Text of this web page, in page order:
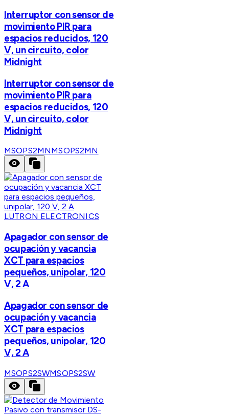
Interruptor con sensor de
movimiento PIR para
espacios reducidos, 120
V, un circuito, color
Midnight
Interruptor con sensor de
movimiento PIR para
espacios reducidos, 120
V, un circuito, color
Midnight
MSOPS2MNMSOPS2MN
LUTRON ELECTRONICS
Apagador con sensor de
ocupación y vacancia
XCT para espacios
pequeños, unipolar, 120
V, 2 A
Apagador con sensor de
ocupación y vacancia
XCT para espacios
pequeños, unipolar, 120
V, 2 A
MSOPS2SWMSOPS2SW